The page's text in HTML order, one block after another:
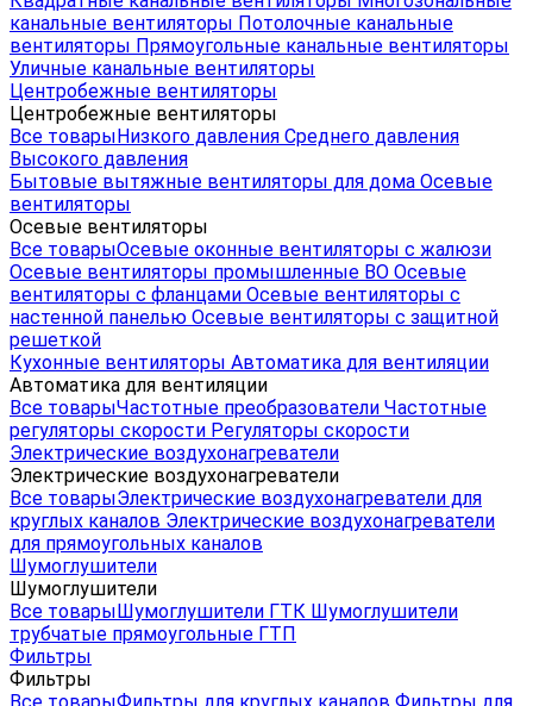
канальные вентиляторы Потолочные канальные
вентиляторы Прямоугольные канальные вентиляторы
Уличные канальные вентиляторы
Центробежные вентиляторы
Центробежные вентиляторы
Все товарыНизкого давления Среднего давления
Высокого давления
Бытовые вытяжные вентиляторы для дома Осевые
вентиляторы
Осевые вентиляторы
Все товарыОсевые оконные вентиляторы с жалюзи
Осевые вентиляторы промышленные ВО Осевые
вентиляторы с фланцами Осевые вентиляторы с
настенной панелью Осевые вентиляторы с защитной
решеткой
Кухонные вентиляторы Автоматика для вентиляции
Автоматика для вентиляции
Все товарыЧастотные преобразователи Частотные
регуляторы скорости Регуляторы скорости
Электрические воздухонагреватели
Электрические воздухонагреватели
Все товарыЭлектрические воздухонагреватели для
круглых каналов Электрические воздухонагреватели
для прямоугольных каналов
Шумоглушители
Шумоглушители
Все товарыШумоглушители ГТК Шумоглушители
трубчатые прямоугольные ГТП
Фильтры
Фильтры